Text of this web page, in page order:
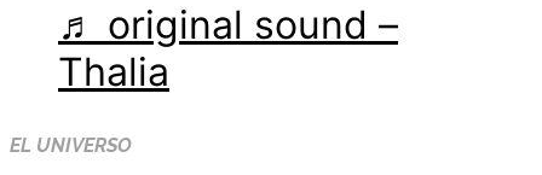
♬ original sound –
Thalia
EL UNIVERSO